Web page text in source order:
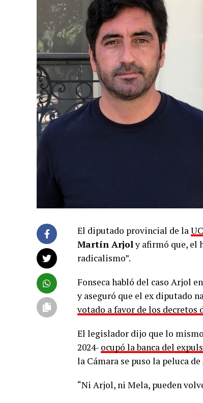
El diputado provincial de la
Martín Arjoly afirmó que, el
radicalismo”.
Fonseca habló del caso Arjol
y aseguró que el ex diputado
votado a favor de los decretos
El legislador dijo que lo
2024- ocupó la banca del
la Cámara se puso la peluca
“Ni Arjol, ni Mela, pueden